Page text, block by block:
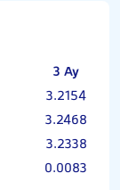
3 Ay
3.2154
3.2468
3.2338
0.0083